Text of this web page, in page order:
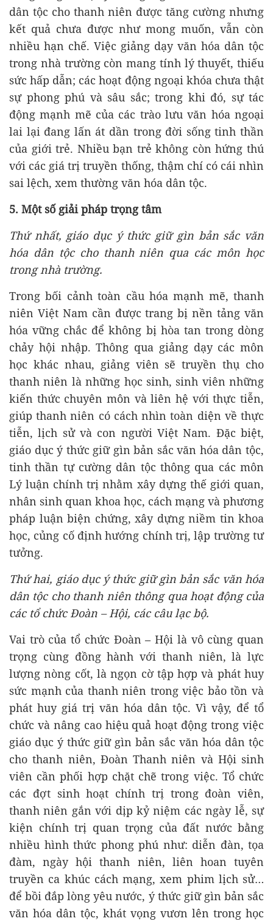
dân tộc cho thanh niên được tăng cường nhưng
kết quả chưa được như mong muốn, vẫn còn
nhiều hạn chế. Việc giảng dạy văn hóa dân tộc
trong nhà trường còn mang tính lý thuyết, thiếu
sức hấp dẫn; các hoạt động ngoại khóa chưa thật
sự phong phú và sâu sắc; trong khi đó, sự tác
động mạnh mẽ của các trào lưu văn hóa ngoại
lai lại đang lấn át dần trong đời sống tinh thần
của giới trẻ. Nhiều bạn trẻ không còn hứng thú
với các giá trị truyền thống, thậm chí có cái nhìn
sai lệch, xem thường văn hóa dân tộc.
5. Một số giải pháp trọngtâm
Thứ nhất, giáo dục ý thức giữ gìn bản sắc văn
hóa dân tộc cho thanh niên qua các môn học
trong nhà trường.
Trong bối cảnh toàn cầu hóa mạnh mẽ, thanh
niên Việt Nam cần được trang bị nền tảng văn
hóa vững chắc để không bị hòa tan trong dòng
chảy hội nhập. Thông qua giảng dạy các môn
học khác nhau, giảng viên sẽ truyền thụ cho
thanh niên là những học sinh, sinh viên những
kiến thức chuyên môn và liên hệ với thực tiễn,
giúp thanh niên có cách nhìn toàn diện về thực
tiễn, lịch sử và con người Việt Nam. Đặc biệt,
giáo dục ý thức giữ gìn bản sắc văn hóa dân tộc,
tinh thần tự cường dân tộc thông qua các môn
Lý luận chính trị nhằm xây dựng thế giới quan,
nhân sinh quan khoa học, cách mạng và phương
pháp luận biện chứng, xây dựng niềm tin khoa
học, củng cố định hướng chính trị, lập trường tư
tưởng.
Thứ hai, giáo dục ý thức giữ gìn bản sắc văn hóa
dân tộc cho thanh niên thông qua hoạt động của
các tổ chức Đoàn – Hội, các câu lạc bộ.
Vai trò của tổ chức Đoàn – Hội là vô cùng quan
trọng cùng đồng hành với thanh niên, là lực
lượng nòng cốt, là ngọn cờ tập hợp và phát huy
sức mạnh của thanh niên trong việc bảo tồn và
phát huy giá trị văn hóa dân tộc. Vì vậy, để tổ
chức và nâng cao hiệu quả hoạt động trong việc
giáo dục ý thức giữ gìn bản sắc văn hóa dân tộc
cho thanh niên, Đoàn Thanh niên và Hội sinh
viên cần phối hợp chặt chẽ trong việc. Tổ chức
các đợt sinh hoạt chính trị trong đoàn viên,
thanh niên gắn với dịp kỷ niệm các ngày lễ, sự
kiện chính trị quan trọng của đất nước bằng
nhiều hình thức phong phú như: diễn đàn, tọa
đàm, ngày hội thanh niên, liên hoan tuyên
truyền ca khúc cách mạng, xem phim lịch sử…
để bồi đắp lòng yêu nước, ý thức giữ gìn bản sắc
văn hóa dân tộc, khát vọng vươn lên trong học